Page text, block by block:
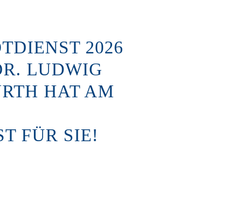
2026
LUDWIG
HAT AM
FÜR SIE!